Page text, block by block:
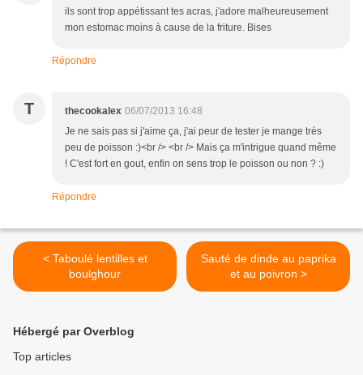
ils sont trop appétissant tes acras, j'adore malheureusement
mon estomac moins à cause de la friture. Bises
Répondre
T thecookalex 06/07/2013 16:48
Je ne sais pas si j'aime ça, j'ai peur de tester je mange très
peu de poisson :)<br /> <br /> Mais ça m'intrigue quand même
! C'est fort en gout, enfin on sens trop le poisson ou non ? :)
Répondre
< Taboulé lentilles et
boulghour
Sauté de dinde au paprika
et au poivron >
Hébergé par Overblog
Top articles